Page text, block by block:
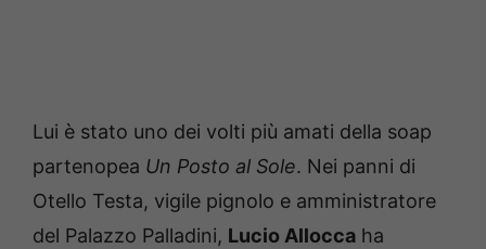
Lui è stato uno dei volti più amati della soap
partenopea Un Posto al Sole. Nei panni di
Otello Testa, vigile pignolo e amministratore
del Palazzo Palladini, Lucio Allocca ha